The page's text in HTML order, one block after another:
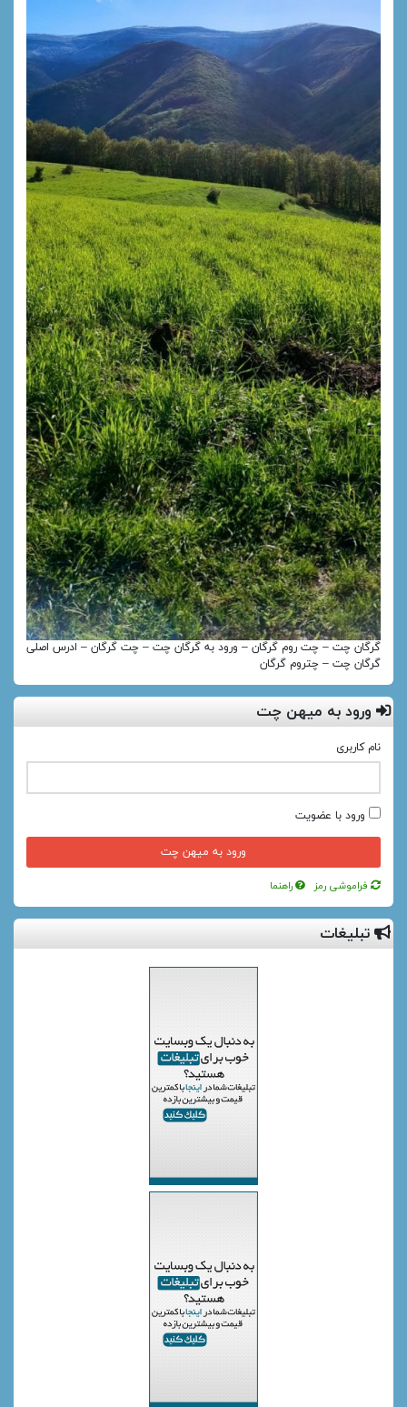
ورود به میهن چت
نام کاربری
ورود با عضویت
فراموشی رمز راهنما
گرگان چت – چت روم گرگان – ورود به گرگان چت – چت گرگان – ادرس اصلی
گرگان چت – چتروم گرگان
تبلیغات